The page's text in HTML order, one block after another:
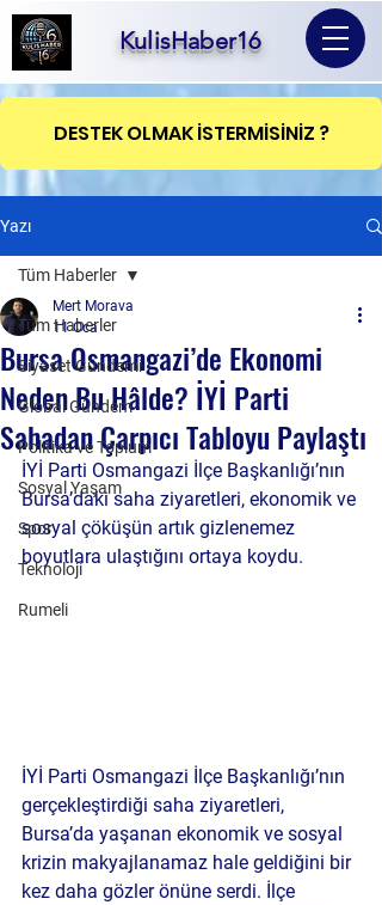
KulisHaber16
DESTEK OLMAK İSTERMİSİNİZ ?
Yazı
Tüm Haberler
Siyaset Gündemi
Global Gündem
Politika ve Toplum
Sosyal Yaşam
Spor
Teknoloji
Rumeli
Tüm Haberler
Bursa Osmangazi’de Ekonomi
Neden Bu Hâlde? İYİ Parti
Sahadan Çarpıcı Tabloyu Paylaştı
Mert Morava
11 Oca
İYİ Parti Osmangazi İlçe Başkanlığı’nın
Bursa’daki saha ziyaretleri, ekonomik ve
sosyal çöküşün artık gizlenemez
boyutlara ulaştığını ortaya koydu.
İYİ Parti Osmangazi İlçe Başkanlığı’nın
gerçekleştirdiği saha ziyaretleri,
Bursa’da yaşanan ekonomik ve sosyal
krizin makyajlanamaz hale geldiğini bir
kez daha gözler önüne serdi. İlçe